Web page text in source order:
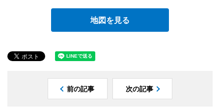
地図を見る
前の記事 次の記事